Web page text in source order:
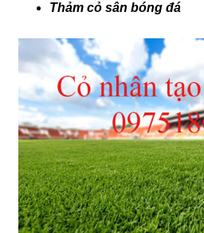
Thảm cỏ sân bóng đá